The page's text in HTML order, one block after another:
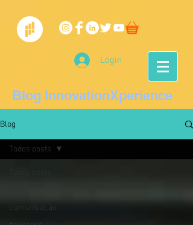
Login
Blog InnovationXperience
Blog
comunicação
Todos posts